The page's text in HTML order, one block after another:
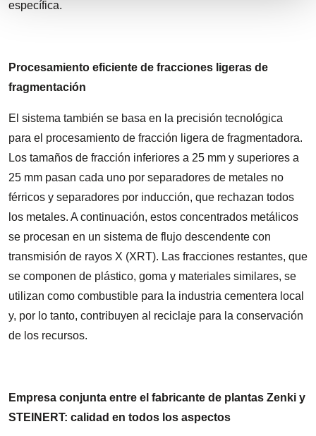
específica.
Procesamiento eficiente de fracciones ligeras de
fragmentación
El sistema también se basa en la precisión tecnológica
para el procesamiento de fracción ligera de fragmentadora.
Los tamaños de fracción inferiores a 25 mm y superiores a
25 mm pasan cada uno por separadores de metales no
férricos y separadores por inducción, que rechazan todos
los metales. A continuación, estos concentrados metálicos
se procesan en un sistema de flujo descendente con
transmisión de rayos X (XRT). Las fracciones restantes, que
se componen de plástico, goma y materiales similares, se
utilizan como combustible para la industria cementera local
y, por lo tanto, contribuyen al reciclaje para la conservación
de los recursos.
Empresa conjunta entre el fabricante de plantas Zenki y
STEINERT: calidad en todos los aspectos